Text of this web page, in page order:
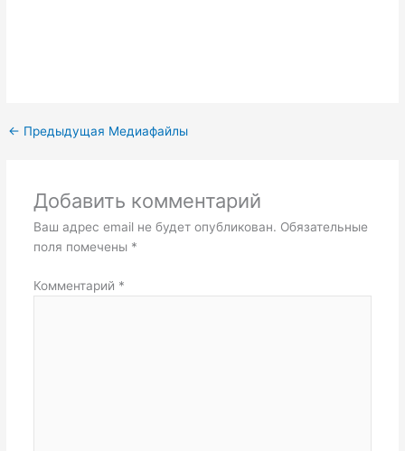
← Предыдущая Медиафайлы
Добавить комментарий
Ваш адрес email не будет опубликован. Обязательные
поля помечены *
Комментарий *